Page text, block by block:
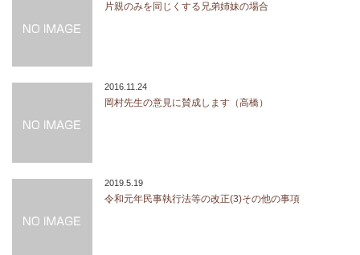
片親のみを同じくする兄弟姉妹の場合
2016.11.24
岡村先生の意見に賛成します（高橋）
2019.5.19
令和元年民事執行法等の改正(3)その他の事項